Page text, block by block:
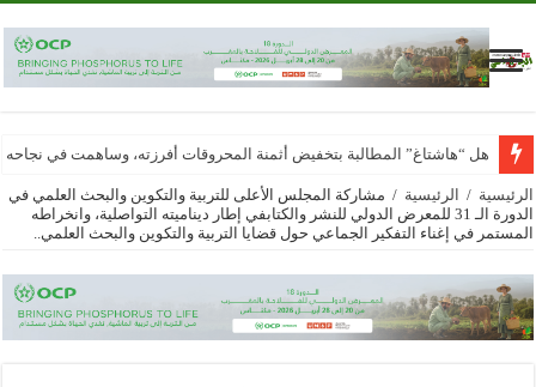
هل “هاشتاغ” المطالبة بتخفيض أثمنة المحروقات أفرزته، وساهمت في
الرئيسية / الرئيسية / مشاركة المجلس الأعلى للتربية والتكوين والبحث العلمي في
الدورة الـ 31 للمعرض الدولي للنشر والكتابفي إطار ديناميته التواصلية، وانخراطه
المستمر في إغناء التفكير الجماعي حول قضايا التربية والتكوين والبحث العلمي..